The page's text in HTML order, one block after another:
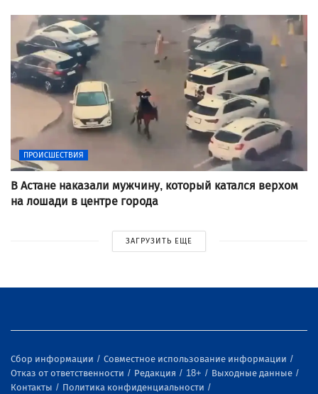
ПРОИСШЕСТВИЯ
В Астане наказали мужчину, который катался верхом
на лошади в центре города
ЗАГРУЗИТЬ ЕЩЕ
Сбор информации
Совместное использование информации
Отказ от ответственности
Редакция 18+
Выходные данные
Контакты
Политика конфиденциальности